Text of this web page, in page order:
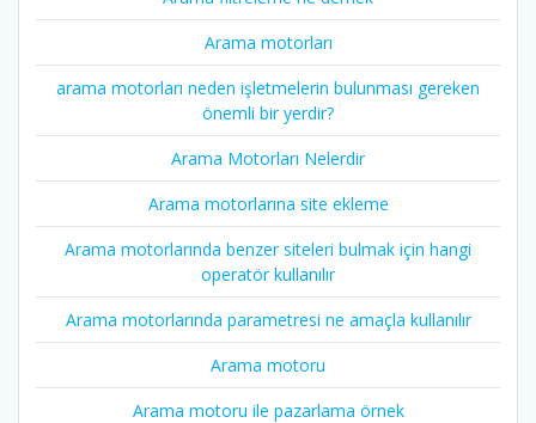
Arama motorları
arama motorları neden işletmelerin bulunması gereken
önemli bir yerdir?
Arama Motorları Nelerdir
Arama motorlarına site ekleme
Arama motorlarında benzer siteleri bulmak için hangi
operatör kullanılır
Arama motorlarında parametresi ne amaçla kullanılır
Arama motoru
Arama motoru ile pazarlama örnek